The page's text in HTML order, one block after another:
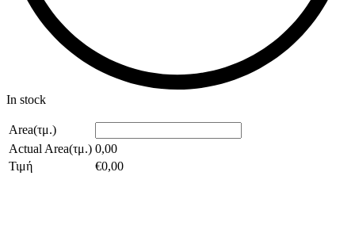
In stock
Area(τμ.)
Actual Area(τμ.) 0,00
Τιμή
€0,00